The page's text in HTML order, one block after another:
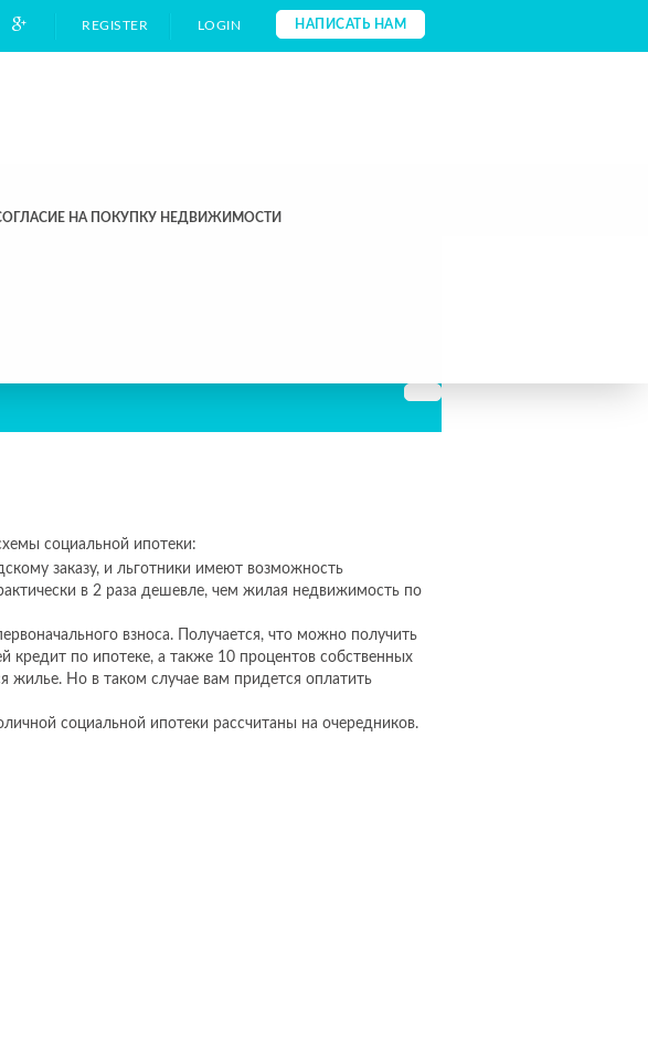
REGISTER LOGIN НАПИСАТЬ НАМ
НА ПОКУПКУ НЕДВИЖИМОСТИ
социальной ипотеки:
заказу, и льготники имеют возможность
в 2 раза дешевле, чем жилая недвижимость по
взноса. Получается, что можно получить
кредит по ипотеке, а также 10 процентов собственных
жилье. Но в таком случае вам придется оплатить
социальной ипотеки рассчитаны на очередников.